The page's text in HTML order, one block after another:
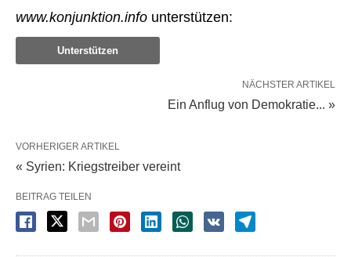
www.konjunktion.info unterstützen:
Unterstützen
NÄCHSTER ARTIKEL
Ein Anflug von Demokratie... »
VORHERIGER ARTIKEL
« Syrien: Kriegstreiber vereint
BEITRAG TEILEN